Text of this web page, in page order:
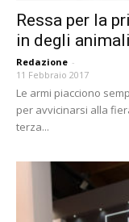
Ressa per la
in degli
Redazione -
11 Febbraio 2017
Le armi piacciono
per avvicinarsi alla
terza...